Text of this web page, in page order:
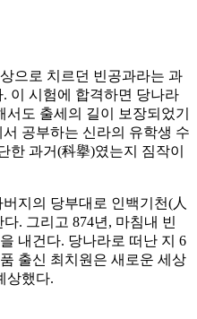
으로 치르던 빈공과라는 과
이 시험에 합격하면 당나라
도 출세의 길이 보장되었기
공부하는 신라의 유학생 수
한 과거(科擧)였는지 짐작이
지의 당부대로 인백기천(人
. 그리고 874년, 마침내 빈
내건다. 당나라로 떠난 지 6
출신 최치원은 새로운 세상
상했다.